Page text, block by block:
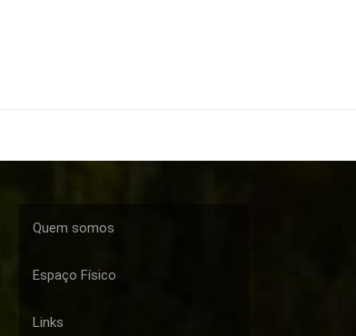
Quem somos
Espaço Físico
Links